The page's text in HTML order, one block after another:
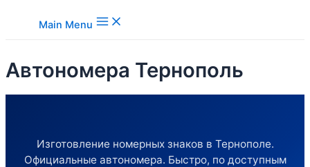
Main Menu
Автономера Тернополь
Изготовление номерных знаков в Тернополе.
Официальные автономера. Быстро, по доступным